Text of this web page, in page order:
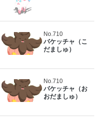
No.710
バケッチャ（こ
だましゅ）
No.710
バケッチャ（お
おだましゅ）